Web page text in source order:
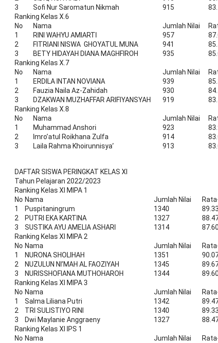
3
Sofi Nur Saromatun Nikmah 915
Ranking Kelas X.6
No
Nama Jumlah Nilai
1
RINI WAHYU AMIARTI 957
2
FITRIANI NISWA GHOYATUL MUNA 941
3
BETY HIDAYAH DIANA MAGHFIROH 935
Ranking Kelas X.7
No
Nama Jumlah Nilai
1
ERDILA INTAN NOVIANA 939
2
Fauzia Naila Az-Zahidah 930
3
DZAKWAN MUZHAFFAR ARIFIYANSYAH 919
Ranking Kelas X.8
No
Nama Jumlah Nilai
1
Muhammad Anshori 923
2
Imro’atul Roikhana Zulfa 914
3
Laila Rahma Khoirunnisya’ 913
DAFTAR SISWA PERINGKAT KELAS XI
Tahun Pelajaran 2022/2023
Ranking Kelas XI MIPA 1
No Nama Jumlah Nilai
1
Puspitaningrum 1340
2
PUTRI EKA KARTINA 1327
3
SUSTIKA AYU AMELIA ASHARI 1314
Ranking Kelas XI MIPA 2
No Nama Jumlah Nilai
1
NURONA SHOLIHAH 1351
2
NUZULUN NI’MAH AL FAOZIYAH 1345
3
NURISSHOFIANA MUTHOHAROH 1344
Ranking Kelas XI MIPA 3
No Nama Jumlah Nilai
1
Salma Liliana Putri 1342
2
TRI SULISTIYO RINI 1340
3
Dwi Maylanie Anggraeny 1327
Ranking Kelas XI IPS 1
No Nama Jumlah Nilai